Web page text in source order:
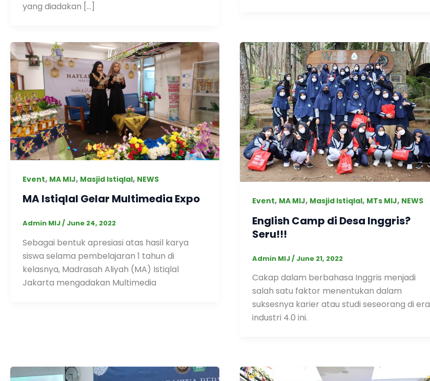
yang diadakan […]
Event, MA MIJ, Masjid Istiqlal, NEWS
MA Istiqlal Gelar Multimedia Expo
Admin MIJ/ June 24, 2022
Sebagai bentuk apresiasi atas hasil karya
siswa selama pembelajaran 1 tahun di
kelasnya, Madrasah Aliyah (MA) Istiqlal
Jakarta mengadakan Multimedia
Event, MA MIJ, Masjid Istiqlal, MTs MIJ, NEWS
English Camp di Desa Inggris?
Seru!!!
Admin MIJ/ June 21, 2022
Cakap dalam berbahasa Inggris menjadi
salah satu faktor menentukan dalam
suksesnya karier atau studi seseorang di era
industri 4.0 ini.